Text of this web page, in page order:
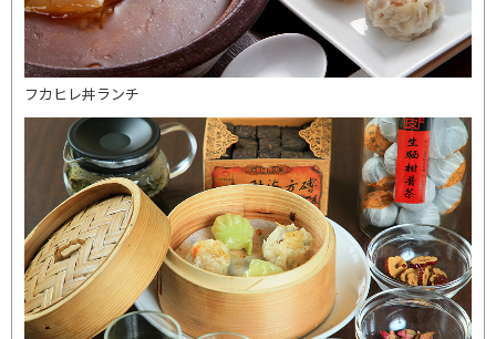
フカヒレ丼ランチ